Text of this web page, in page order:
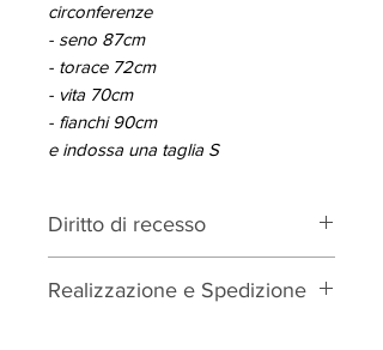
circonferenze
- seno 87cm
- torace 72cm
- vita 70cm
- fianchi 90cm
e indossa una taglia S
Diritto di recesso
Art. 59.
Realizzazione e Spedizione